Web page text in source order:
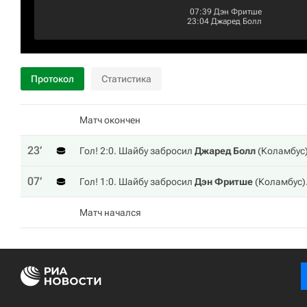
07:39 Дэн Фритше
23:04 Джаред Болл
Протокол Статистика
Матч окончен
23‎’‎ Гол! 2:0. Шайбу забросил Джаред Болл(Коламбус
07‎’‎ Гол! 1:0. Шайбу забросил Дэн Фритше(Коламбус
Матч начался